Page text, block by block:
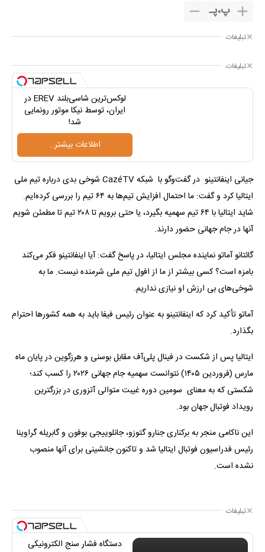
پ،پـ
تبلیغات
تبلیغات
لوکس‌ترین شاسی‌بلند EREV در
ایران، توسط نیکا موتور رونمایی
شد!
اطلاعات بیشتر..
جیانی اینفانتینو در گفت‌وگو با شبکه CazéTV شوخی بدی درباره تیم ملی
ایتالیا کرد و گفت: ما احتمال افزایش تیم‌ها به ۶۴ تیم را بررسی کرده‌ایم.
شاید ایتالیا با ۶۴ تیم سهمیه بگیرد، یا حتی برویم تا ۲۰۸ تیم تا مطمئن شویم
آنها در جام جهانی حضور دارند.
گائتانو آماتو نماینده مجلس ایتالیا، در پاسخ گفت: آیا اینفانتینو فکر می‌کند
بامزه است؟ کسی بیشتر از ما از افول تیم ملی شرمنده نیست. ما به
شوخی‌های بی ارزش او نیازی نداریم.
آماتو تأکید کرد که اینفانتینو به عنوان رئیس فیفا باید به همه کشورها احترام
بگذارد.
ایتالیا پس از شکست در فینال پلی‌آف مقابل بوسنی و هرزگوین در پایان ماه
مارس (فروردین ۱۴۰۵) نتوانست سهمیه جام جهانی ۲۰۲۶ را کسب کند؛
شکستی که به معنای سومین دوره غیبت متوالی آتزوری در بزرگترین
رویداد فوتبال جهان بود.
این ناکامی منجر به برکناری جنارو گتوزو، جانلوییجی بوفون و گابریله گراوینا
رئیس فدراسیون فوتبال ایتالیا شد و تاکنون جانشینی برای آنها منصوب
نشده است.
تبلیغات
دستگاه فشار سنج الکترونیکی